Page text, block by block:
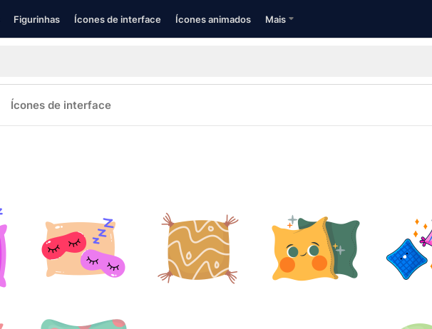
Figurinhas Ícones de interface Ícones animados Mais
Ícones de interface